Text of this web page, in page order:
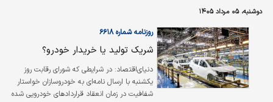
نیز ممکن است پروژه‌ای که قرار بود بخشی از
مساله امروز را حل کند، خود به یکی از مسائل
فردا تبدیل شود.
دوشنبه، ۰۵ مرداد ۱۴۰۵
روزنامه شماره ۶۶۱۸
شریک تولید یا خریدار خودرو؟
دنیای‌اقتصاد: در شرایطی که شورای رقابت روز
یکشنبه با ارسال نامه‌ای به خودروسازان خواستار
شفافیت در زمان انعقاد قراردادهای خودرویی شده